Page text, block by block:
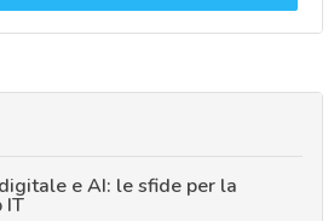
e AI: le sfide per la
IT